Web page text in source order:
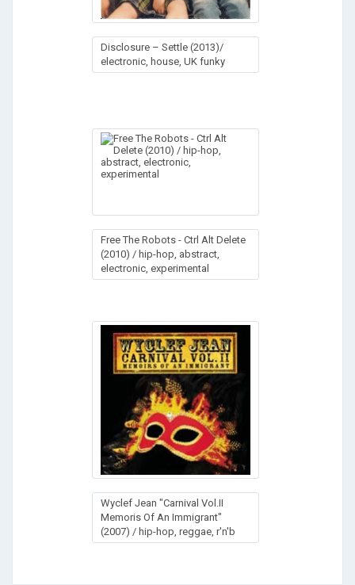
Disclosure – Settle (2013)/
electronic, house, UK funky
Free The Robots - Ctrl Alt Delete
(2010) / hip-hop, abstract,
electronic, experimental
Wyclef Jean "Carnival Vol.II
Memoris Of An Immigrant"
(2007) / hip-hop, reggae, r'n'b